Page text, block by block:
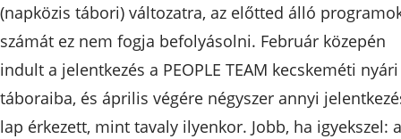
(napközis tábori) változatra, az előtted álló
számát ez nem fogja befolyásolni. Február közepén
indult a jelentkezés a PEOPLE TEAM kecskeméti nyári
táboraiba, és április végére négyszer annyi
lap érkezett, mint tavaly ilyenkor. Jobb, ha igyekszel: a